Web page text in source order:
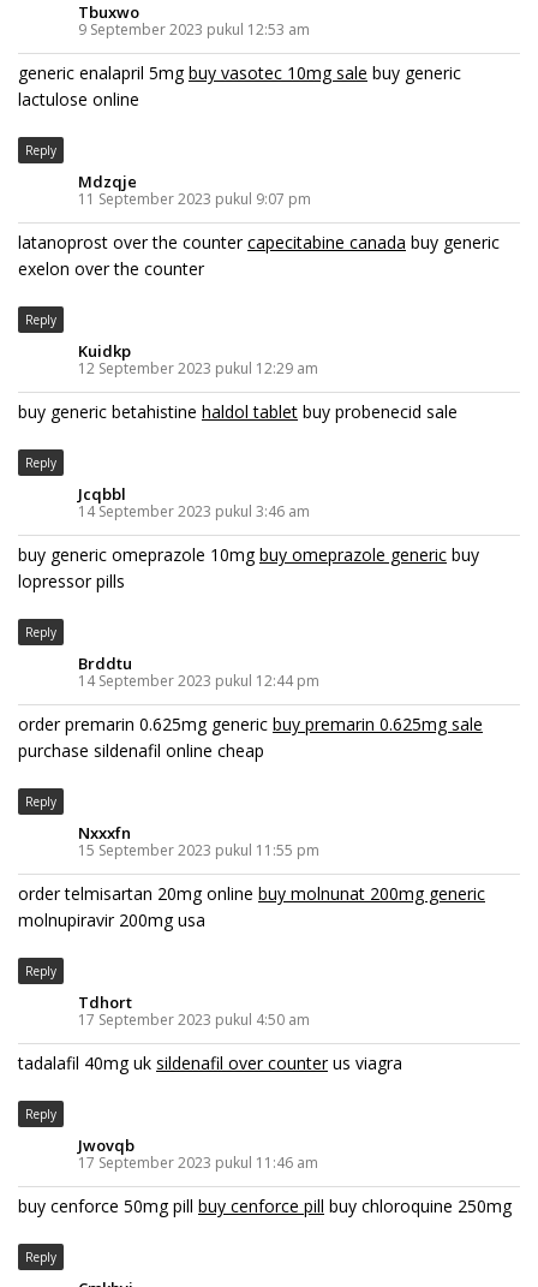
Tbuxwo
9 September 2023 pukul 12:53 am
generic enalapril 5mgbuy vasotec 10mg sale buy generic
lactulose online
Reply
Mdzqje
11 September 2023 pukul 9:07 pm
latanoprost over the countercapecitabine canada buy generic
exelon over the counter
Reply
Kuidkp
12 September 2023 pukul 12:29 am
buy generic betahistine haldol tablet buy probenecid sale
Reply
Jcqbbl
14 September 2023 pukul 3:46 am
buy generic omeprazole 10mgbuy omeprazole generic buy
lopressor pills
Reply
Brddtu
14 September 2023 pukul 12:44 pm
order premarin 0.625mg generic buy premarin 0.625mg sale
purchase sildenafil online cheap
Reply
Nxxxfn
15 September 2023 pukul 11:55 pm
order telmisartan 20mg online buy molnunat 200mg generic
molnupiravir 200mg usa
Reply
Tdhort
17 September 2023 pukul 4:50 am
tadalafil 40mg uk sildenafil over counterus viagra
Reply
Jwovqb
17 September 2023 pukul 11:46 am
buy cenforce 50mg pill buy cenforce pill buy chloroquine 250mg
Reply